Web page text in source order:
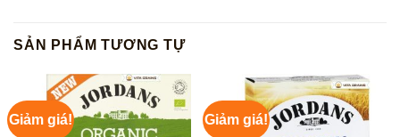
SẢN PHẨM TƯƠNG TỰ
Giảm giá! Giảm giá!